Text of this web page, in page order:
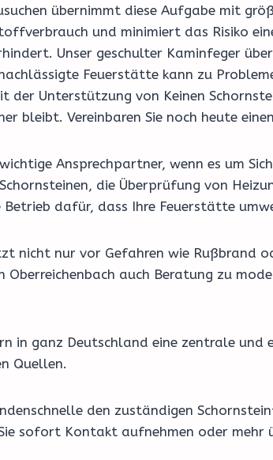
übernimmt diese Aufgabe mit
und minimiert das Risiko
Unser geschulter Kaminfeger
Feuerstätte kann zu
der Unterstützung von Keinen
bleibt. Vereinbaren Sie noch heute
Ansprechpartner, wenn es um
die Überprüfung von
dafür, dass Ihre Feuerstätte
nicht nur vor Gefahren wie
auch Beratung zu
in ganz Deutschland eine zentrale
Quellen.
den zuständigen
sofort Kontakt aufnehmen oder mehr